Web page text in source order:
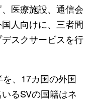
医療施設、通信会
人向けに、三者間
スクサービスを行
、17カ国の外国
るSVの国籍はネ